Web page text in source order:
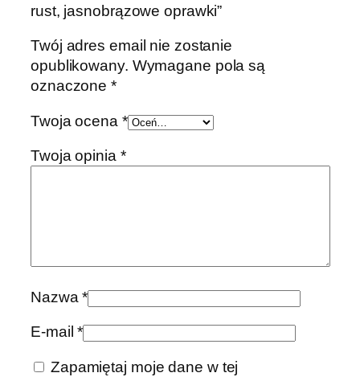
rust, jasnobrązowe oprawki”
Twój adres email nie zostanie
opublikowany. Wymagane pola są
oznaczone*
Twoja ocena *
Twoja opinia *
Nazwa*
E-mail*
Zapamiętaj moje dane w tej